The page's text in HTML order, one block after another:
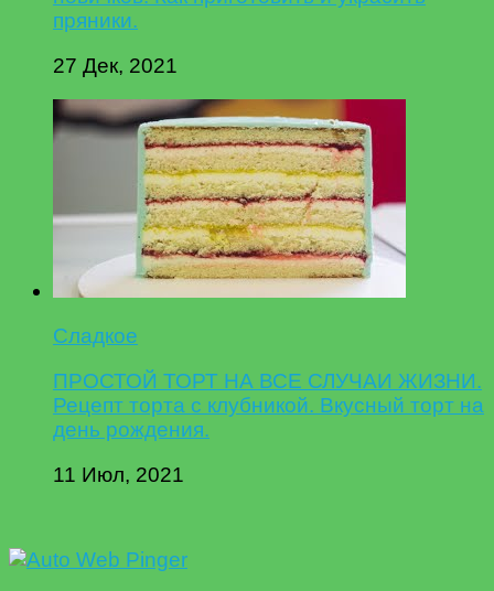
пряники.
27 Дек, 2021
Сладкое
ПРОСТОЙ ТОРТ НА ВСЕ СЛУЧАИ ЖИЗНИ.
Рецепт торта с клубникой. Вкусный торт на
день рождения.
11 Июл, 2021